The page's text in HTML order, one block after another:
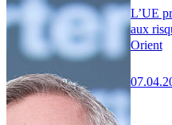
L’UE
aux
Orient